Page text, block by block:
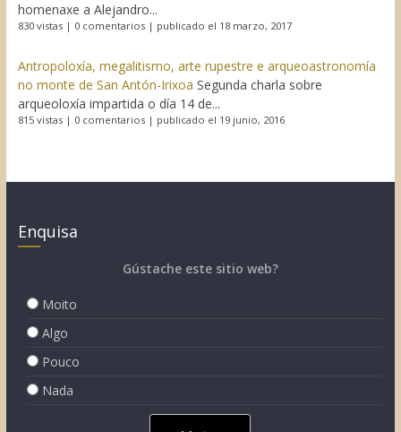
homenaxe a Alejandro...
830 vistas| 0 comentarios| publicado el 18 marzo, 2017
Antropoloxía, megalitismo, arte rupestre e arqueoastronomía
no monte de San Antón-Irixoa Segunda charla sobre
arqueoloxía impartida o día 14 de...
815 vistas| 0 comentarios| publicado el 19 junio, 2016
Enquisa
Gústache este sitio web?
Moito
Algo
Pouco
Nada